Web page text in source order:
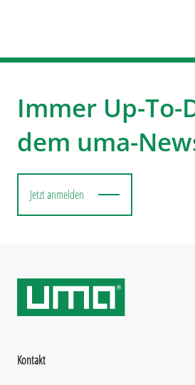
Immer Up-To-
dem uma-
Jetzt anmelden
Kontakt